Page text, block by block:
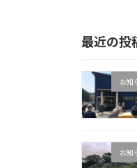
最近の投
お知
お知